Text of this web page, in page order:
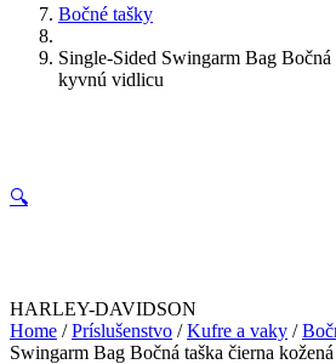
Bočné tašky
Single-Sided Swingarm Bag Bočná
kyvnú vidlicu
🔍
HARLEY-DAVIDSON
Home /Príslušenstvo /Kufre a vaky /
Swingarm Bag Bočná taška čierna